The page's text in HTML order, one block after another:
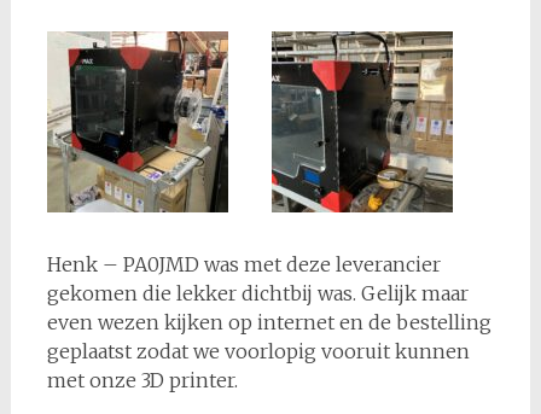
Henk – PA0JMD was met deze leverancier
gekomen die lekker dichtbij was. Gelijk maar
even wezen kijken op internet en de bestelling
geplaatst zodat we voorlopig vooruit kunnen
met onze 3D printer.